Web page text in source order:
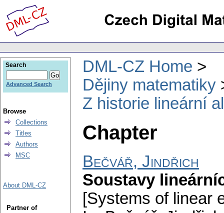
DML-CZ Home
Dějiny matematiky
Z historie lineární
Chapter
Bečvář, Jindřich
Soustavy
[Systems of linear
Search
Advanced Search
Browse
Collections
Titles
Authors
MSC
About DML-CZ
Partner of